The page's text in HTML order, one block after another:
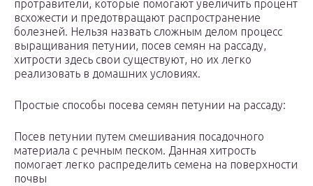
протравители, которые помогают увеличить процент
всхожести и предотвращают распространение
болезней. Нельзя назвать сложным делом процесс
выращивания петунии, посев семян на рассаду,
хитрости здесь свои существуют, но их легко
реализовать в домашних условиях.
Простые способы посева семян петунии на рассаду:
Посев петунии путем смешивания посадочного
материала с речным песком. Данная хитрость
помогает легко распределить семена на поверхности
почвы